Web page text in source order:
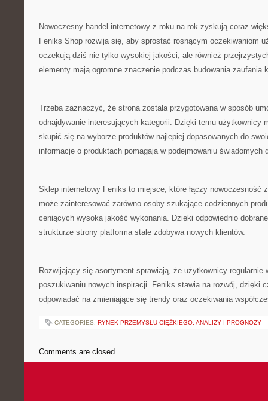
Nowoczesny handel internetowy z roku na rok zyskują coraz
Feniks Shop rozwija się, aby sprostać rosnącym oczekiwaniom
oczekują dziś nie tylko wysokiej jakości, ale również
elementy mają ogromne znaczenie podczas budowania zaufania
Trzeba zaznaczyć, że strona została przygotowana w sposób
odnajdywanie interesujących kategorii. Dzięki temu użytkownicy
skupić się na wyborze produktów najlepiej dopasowanych do
informacje o produktach pomagają w podejmowaniu świadomych
Sklep internetowy Feniks to miejsce, które łączy nowoczesność
może zainteresować zarówno osoby szukające codziennych
ceniących wysoką jakość wykonania. Dzięki odpowiednio
strukturze strony platforma stale zdobywa nowych klientów.
Rozwijający się asortyment sprawiają, że użytkownicy regularnie
poszukiwaniu nowych inspiracji. Feniks stawia na rozwój, dzięki
odpowiadać na zmieniające się trendy oraz oczekiwania
CATEGORIES: RYNEK PRZEMYSŁU CIĘŻKIEGO: ANALIZY I PROGNOZY
Comments are closed.